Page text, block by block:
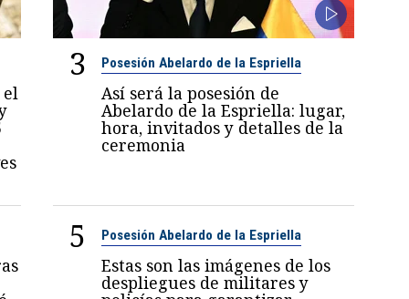
3 Posesión Abelardo de la Espriella
Así será la posesión de
Abelardo de la Espriella: lugar,
hora, invitados y detalles de la
ceremonia
5 Posesión Abelardo de la Espriella
Estas son las imágenes de los
despliegues de militares y